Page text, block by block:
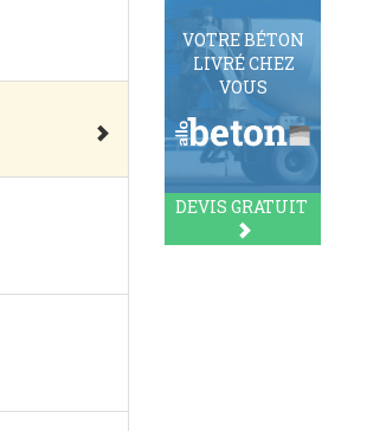
VOTRE BÉTON
LIVRÉ CHEZ
VOUS
DEVIS GRATUIT